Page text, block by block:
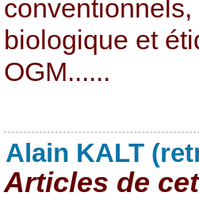
conventionnels,
biologique et
OGM......
Alain KALT
Articles de